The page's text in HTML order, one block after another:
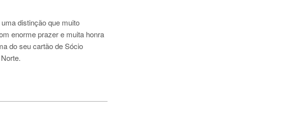
distinção que muito
enorme prazer e muita honra
do seu cartão de Sócio